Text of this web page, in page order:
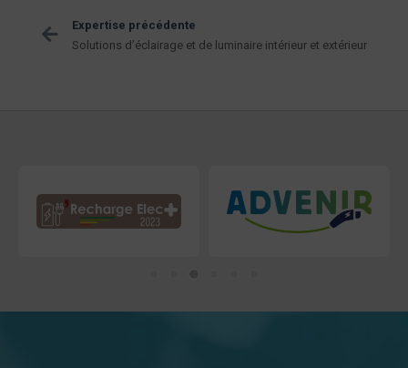
Expertise précédente
Solutions d’éclairage et de luminaire intérieur et extérieur